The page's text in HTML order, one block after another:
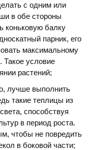
с одним или
в обе стороны
коньковую балку
парник, его
максимальному
Такое условие
растений;
лучше выполнить
такие теплицы из
способствуя
в период роста.
чтобы не повредить
в боковой части;